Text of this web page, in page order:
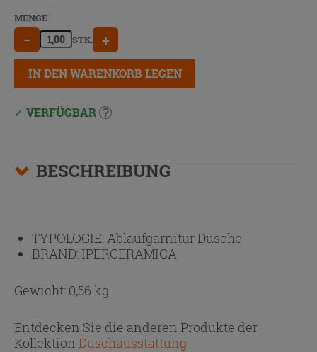
MENGE
− STK. +
IN DEN WARENKORB LEGEN
VERFÜGBAR
BESCHREIBUNG
TYPOLOGIE:Ablaufgarnitur Dusche
BRAND: IPERCERAMICA
Gewicht: 0,56 kg
Entdecken Sie die anderen Produkte der
Kollektion Duschausstattung